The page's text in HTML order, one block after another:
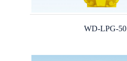
WD-LPG-50